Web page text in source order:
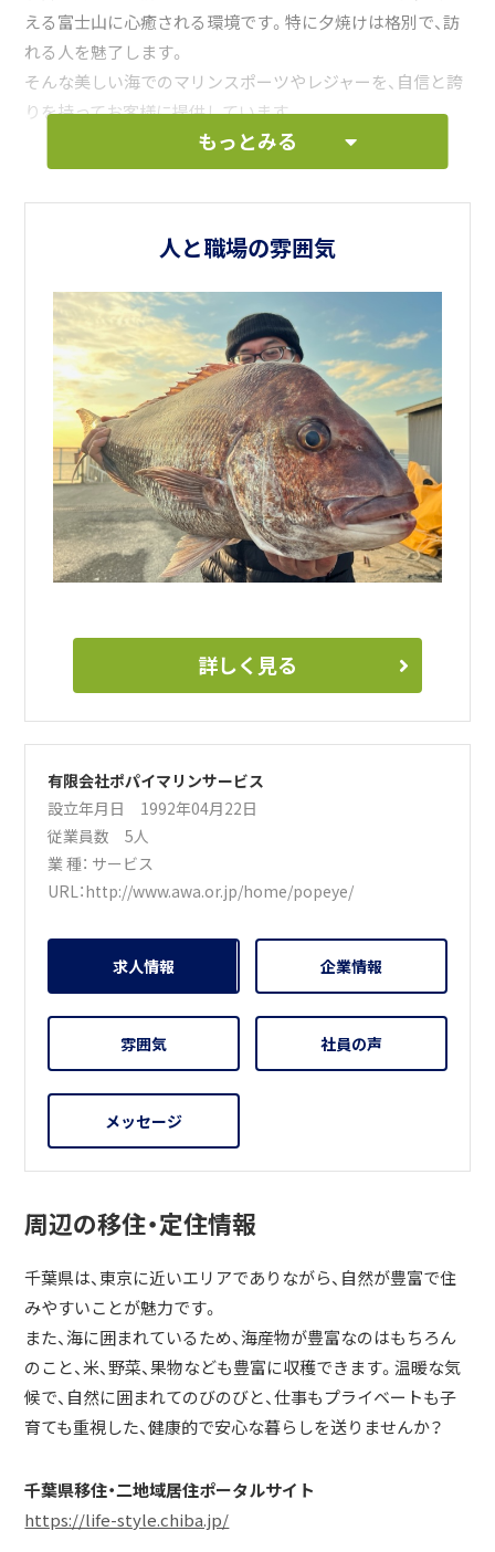
える富士山に心癒される環境です。特に夕焼けは格別で、訪
れる人を魅了します。
そんな美しい海でのマリンスポーツやレジャーを、自信と誇
りを持ってお客様に提供しています。
また、漁業関係の皆様には、安心して漁に出られるよう整備・
修理に励んでおり、感謝の言葉をいただく事は大きな喜びで
時には貴重な魚介類をお裾分けいただくこともあり、スタッ
フ皆で美味しくいただいています。
今回募集するのは、上下架作業を中心に、環境整備や各種補
助業務を担当していただくサービススタッフです。経験は問
いません。ラフタークレーン、ホイールローダー、フォークリ
フトなどの重機を扱う業務もあり、車両操作ができる方は大
歓迎です。
勿論、業務に慣れるまではサポート業務から始めていただき
ますので、安心してご応募ください。
皆さまからのお問い合わせを心よりお待ちしております。海
辺のスローライフを、ぜひ一緒に感じてみませんか。
もっとみる
人と職場の雰囲気
詳しく見る
有限会社ポパイマリンサービス
設立年月日 1992年04月22日
従業員数 5人
業 種： サービス
URL：http://www.awa.or.jp/home/popeye/
求人情報 企業情報
雰囲気 社員の声
メッセージ
周辺の移住・定住情報
千葉県は、東京に近いエリアでありながら、自然が豊富で住
みやすいことが魅力です。
また、海に囲まれているため、海産物が豊富なのはもちろん
のこと、米、野菜、果物なども豊富に収穫できます。温暖な気
候で、自然に囲まれてのびのびと、仕事もプライベートも子
育ても重視した、健康的で安心な暮らしを送りませんか？
千葉県移住・二地域居住ポータルサイト
https://life-style.chiba.jp/